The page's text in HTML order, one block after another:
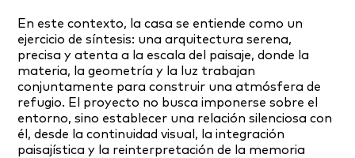
En este contexto, la casa se entiende como un
ejercicio de síntesis: una arquitectura serena,
precisa y atenta a la escala del paisaje, donde la
materia, la geometría y la luz trabajan
conjuntamente para construir una atmósfera de
refugio. El proyecto no busca imponerse sobre el
entorno, sino establecer una relación silenciosa con
él, desde la continuidad visual, la integración
paisajística y la reinterpretación de la memoria